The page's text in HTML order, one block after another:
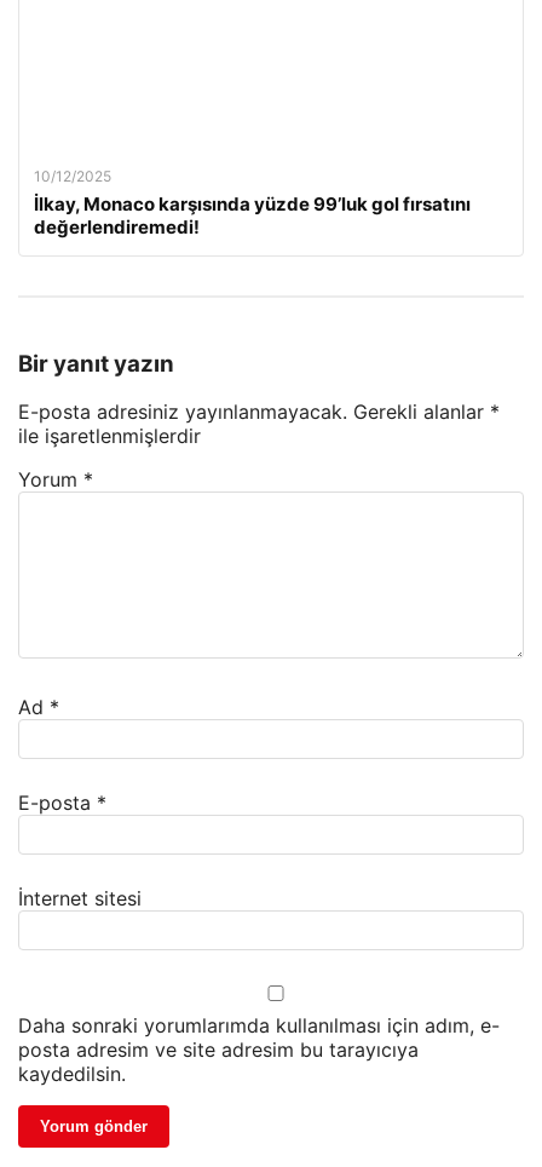
10/12/2025
İlkay, Monaco karşısında yüzde 99’luk gol fırsatını
değerlendiremedi!
Bir yanıt yazın
E-posta adresiniz yayınlanmayacak. Gerekli alanlar *
ile işaretlenmişlerdir
Yorum *
Ad *
E-posta *
İnternet sitesi
Daha sonraki yorumlarımda kullanılması için adım, e-
posta adresim ve site adresim bu tarayıcıya
kaydedilsin.